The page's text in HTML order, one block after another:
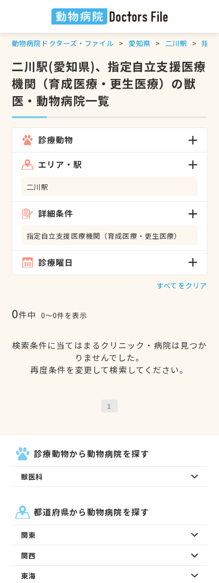
動物病院ドクターズ・ファイル 愛知県 二川駅 指定
二川駅(愛知県)、指定自立支援医療
機関（育成医療・更生医療）の獣
医・動物病院一覧
診療動物
エリア・駅
二川駅
詳細条件
指定自立支援医療機関（育成医療・更生医療）
診療曜日
すべてをクリア
0件中 0〜0件を表示
検索条件に当てはまるクリニック・病院は見つか
りませんでした。
再度条件を変更して検索してください。
1
診療動物から動物病院を探す
獣医科
都道府県から動物病院を探す
関東
関西
東海